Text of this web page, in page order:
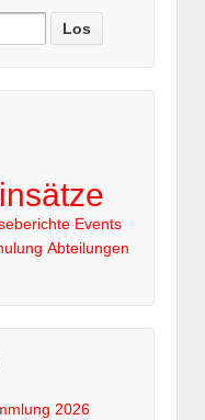
Events
Abteilungen
2026